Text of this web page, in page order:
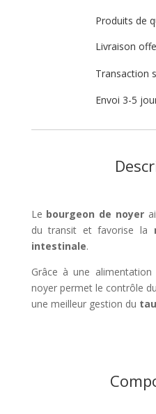
Produits de
Livraison
Transaction
Envoi 3-5
Le bourgeon de noyer
du transit et favorise la
intestinale.
Grâce à une
noyer permet le contrôle
une meilleur gestion du